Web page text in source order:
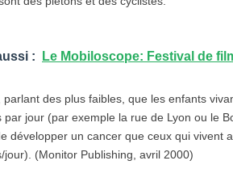
: Le Mobiloscope: Festival de
parlant des plus faibles, que les enfants
par jour (par exemple la rue de Lyon ou le
développer un cancer que ceux qui vivent
jour). (Monitor Publishing, avril 2000)